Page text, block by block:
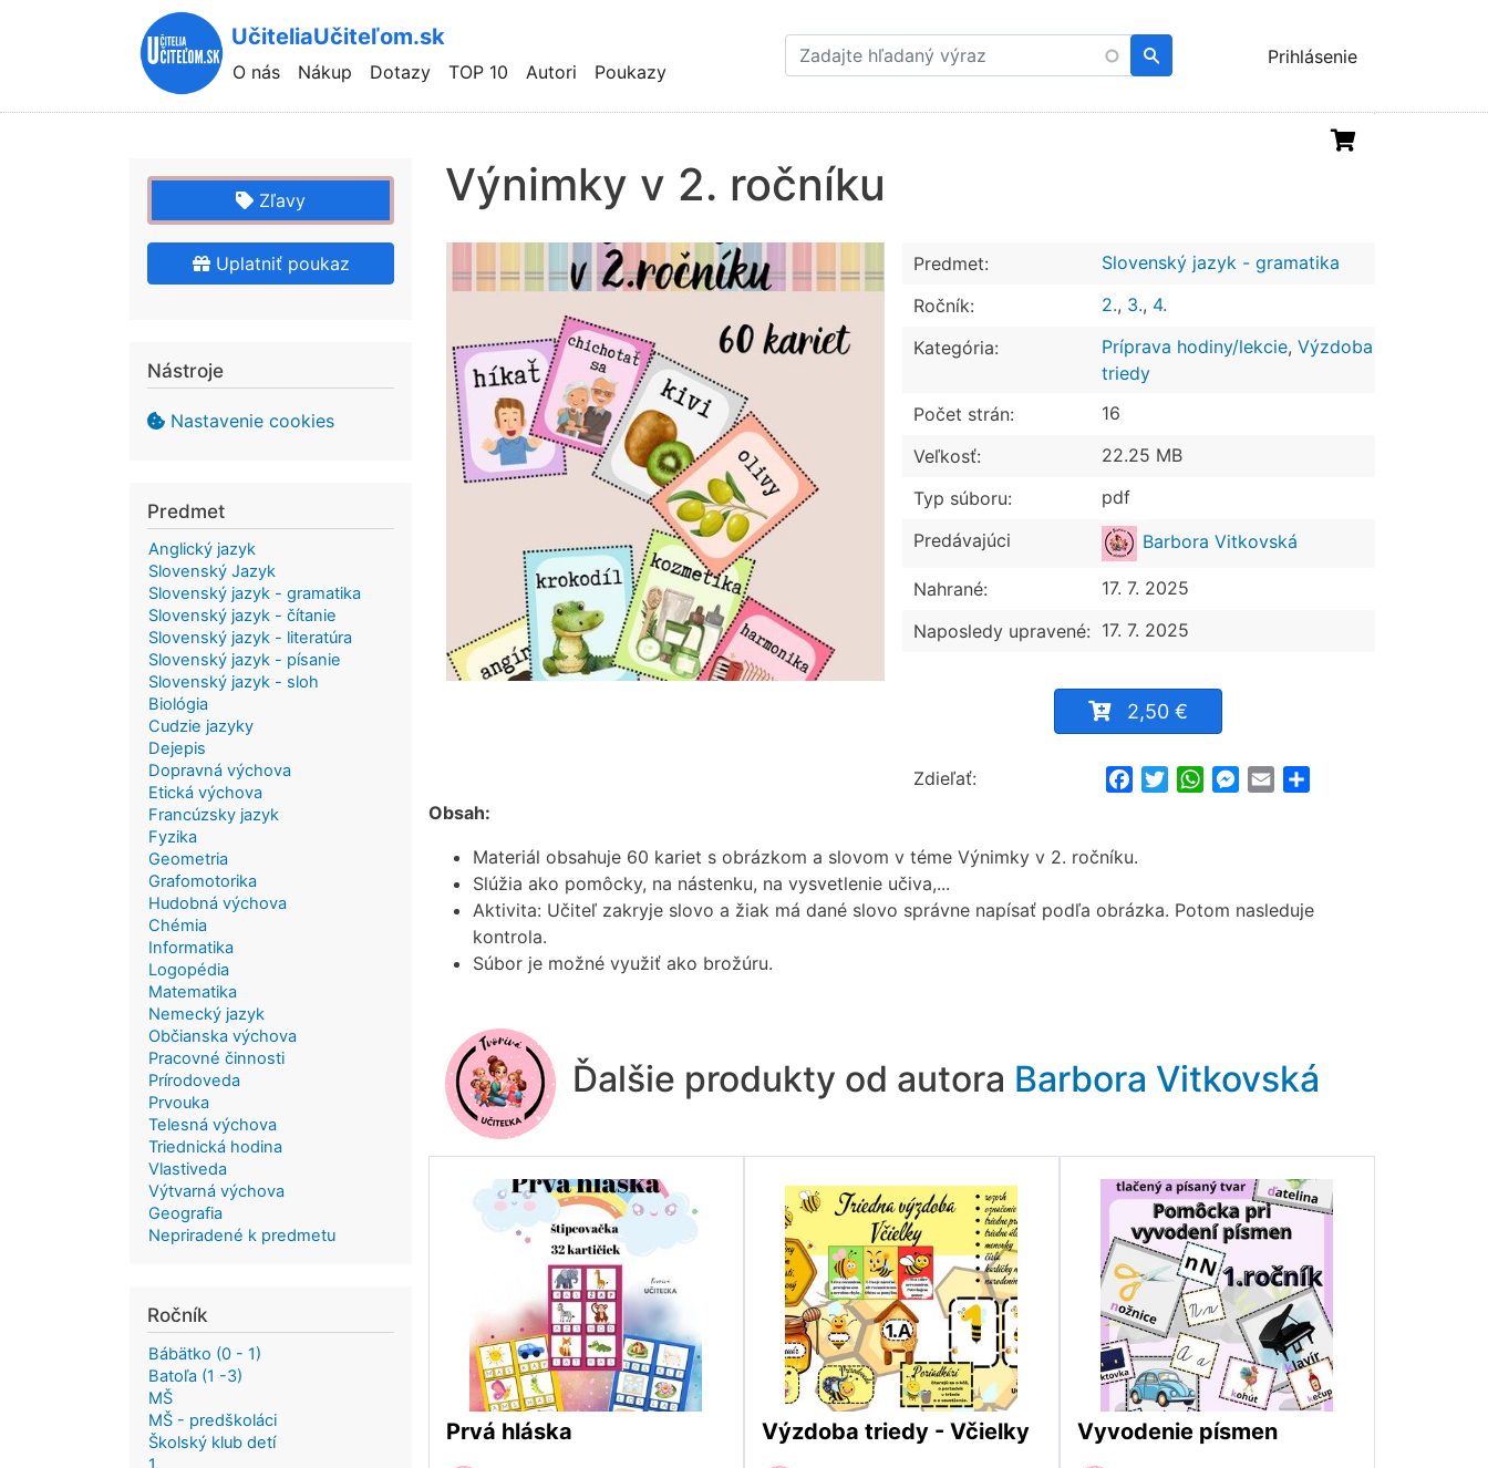
hlavný
UčiteliaUčiteľom.sk
Menu
Prihlásenie
Hlavní
navigace
O nás Nákup Dotazy TOP 10 Autori Poukazy
Výnimky v 2. ročníku
Predmet:
Slovenský jazyk - gramatika
Ročník:
2., 3., 4.
Kategória:
Príprava hodiny/lekcie, Výzdoba
triedy
Počet strán:
16
Veľkosť:
22.25 MB
Typ súboru:
pdf
Predávajúci
Barbora Vitkovská
Nahrané:
17. 7. 2025
Naposledy upravené: 17. 7. 2025
2,50 €
Zdieľať: FacebookTwitterWhatsApp
Messenger
Email
Obsah:
Materiál obsahuje 60 kariet s obrázkom a slovom v téme Výnimky v 2. ročníku.
Slúžia ako pomôcky, na nástenku, na vysvetlenie učiva,...
Aktivita: Učiteľ zakryje slovo a žiak má dané slovo správne napísať podľa obrázka. Potom nasleduje
kontrola.
Súbor je možné využiť ako brožúru.
Ďalšie produkty od autora Barbora Vitkovská
Prvá hláska Výzdoba triedy - Včielky Vyvodenie písmen
Zľavy
Uplatniť poukaz
Nástroje
Nastavenie cookies
Predmet
Anglický jazyk
Slovenský Jazyk
Slovenský jazyk - gramatika
Slovenský jazyk - čítanie
Slovenský jazyk - literatúra
Slovenský jazyk - písanie
Slovenský jazyk - sloh
Biológia
Cudzie jazyky
Dejepis
Dopravná výchova
Etická výchova
Francúzsky jazyk
Fyzika
Geometria
Grafomotorika
Hudobná výchova
Chémia
Informatika
Logopédia
Matematika
Nemecký jazyk
Občianska výchova
Pracovné činnosti
Prírodoveda
Prvouka
Telesná výchova
Triednická hodina
Vlastiveda
Výtvarná výchova
Geografia
Nepriradené k predmetu
Ročník
Bábätko (0 - 1)
Batoľa (1 -3)
MŠ
MŠ - predškoláci
Školský klub detí